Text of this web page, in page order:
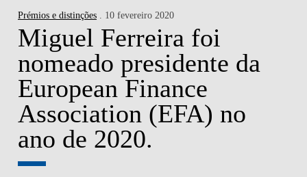
Prémios e distinções . 10 fevereiro 2020
Miguel Ferreira foi
nomeado presidente da
European Finance
Association (EFA) no
ano de 2020.